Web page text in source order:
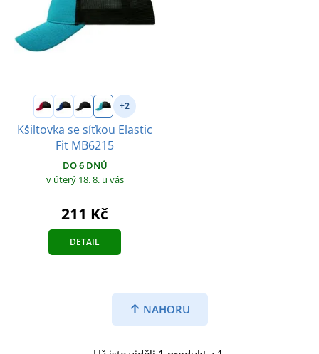
+2
Kšiltovka se síťkou Elastic
Fit MB6215
DO 6 DNŮ
v úterý 18. 8. u vás
211 Kč
DETAIL
NAHORU